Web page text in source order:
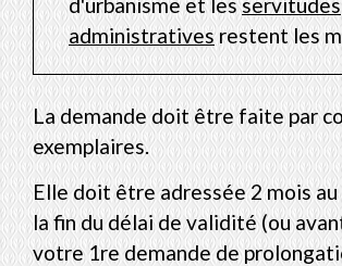
administrativesrestent les
La demande doit être faite par
exemplaires.
Elle doit être adressée 2 mois
la fin du délai de validité (ou
votre 1redemande de